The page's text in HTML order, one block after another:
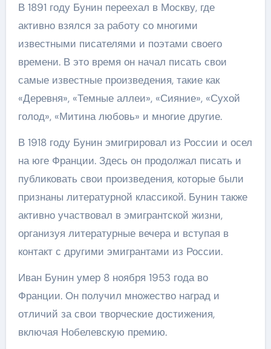
В 1891 году Бунин переехал в Москву, где
активно взялся за работу со многими
известными писателями и поэтами своего
времени. В это время он начал писать свои
самые известные произведения, такие как
«Деревня», «Темные аллеи», «Сияние», «Сухой
голод», «Митина любовь» и многие другие.
В 1918 году Бунин эмигрировал из России и осел
на юге Франции. Здесь он продолжал писать и
публиковать свои произведения, которые были
признаны литературной классикой. Бунин также
активно участвовал в эмигрантской жизни,
организуя литературные вечера и вступая в
контакт с другими эмигрантами из России.
Иван Бунин умер 8 ноября 1953 года во
Франции. Он получил множество наград и
отличий за свои творческие достижения,
включая Нобелевскую премию.